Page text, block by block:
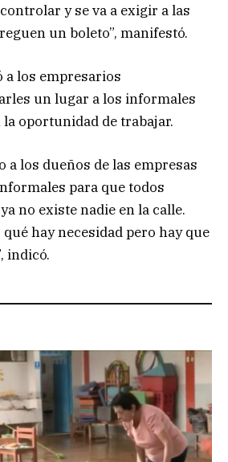
y se va a exigir a las
un boleto”, manifestó.
los empresarios
un lugar a los informales
oportunidad de trabajar.
a los dueños de las empresas
para que todos
no existe nadie en la calle.
hay necesidad pero hay que
indicó.